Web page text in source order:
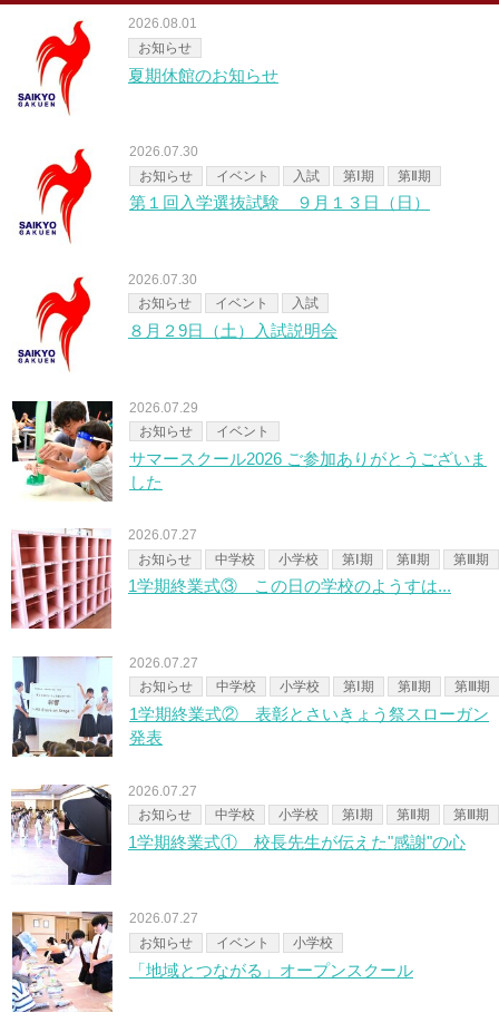
2026.08.01
夏期休館のお知らせ
お知らせ
2026.07.30
第１回入学選抜試験 ９月１３日（日）
お知らせ イベント 入試 第Ⅰ期 第Ⅱ期
2026.07.30
８月２9日（土）入試説明会
お知らせ イベント 入試
2026.07.29
サマースクール2026 ご参加ありがとうございま
した
お知らせ イベント
2026.07.27
1学期終業式③ この日の学校のようすは...
お知らせ 中学校 小学校 第Ⅰ期 第Ⅱ期 第Ⅲ期
2026.07.27
1学期終業式② 表彰とさいきょう祭スローガン
発表
お知らせ 中学校 小学校 第Ⅰ期 第Ⅱ期 第Ⅲ期
2026.07.27
1学期終業式① 校長先生が伝えた"感謝"の心
お知らせ 中学校 小学校 第Ⅰ期 第Ⅱ期 第Ⅲ期
2026.07.27
「地域とつながる」オープンスクール
お知らせ イベント 小学校